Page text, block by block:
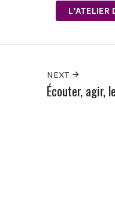
L’ATELIER
NEXT
Écouter, agir,